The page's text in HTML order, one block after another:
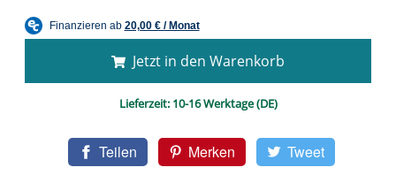
Jetzt in den Warenkorb
Lieferzeit:10-16 Werktage (DE)
Teilen Merken Tweet